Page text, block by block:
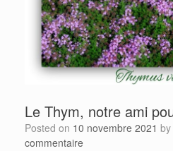
Le Thym, notre ami
Posted on 10 novembre 2021 by
commentaire